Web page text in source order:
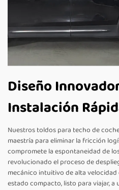
Diseño
Instalación
Nuestros toldos para techo de
maestría para eliminar la fricción
compromete la espontaneidad de
revolucionado el proceso de
mecánico intuitivo de alta
estado compacto, listo para viajar,